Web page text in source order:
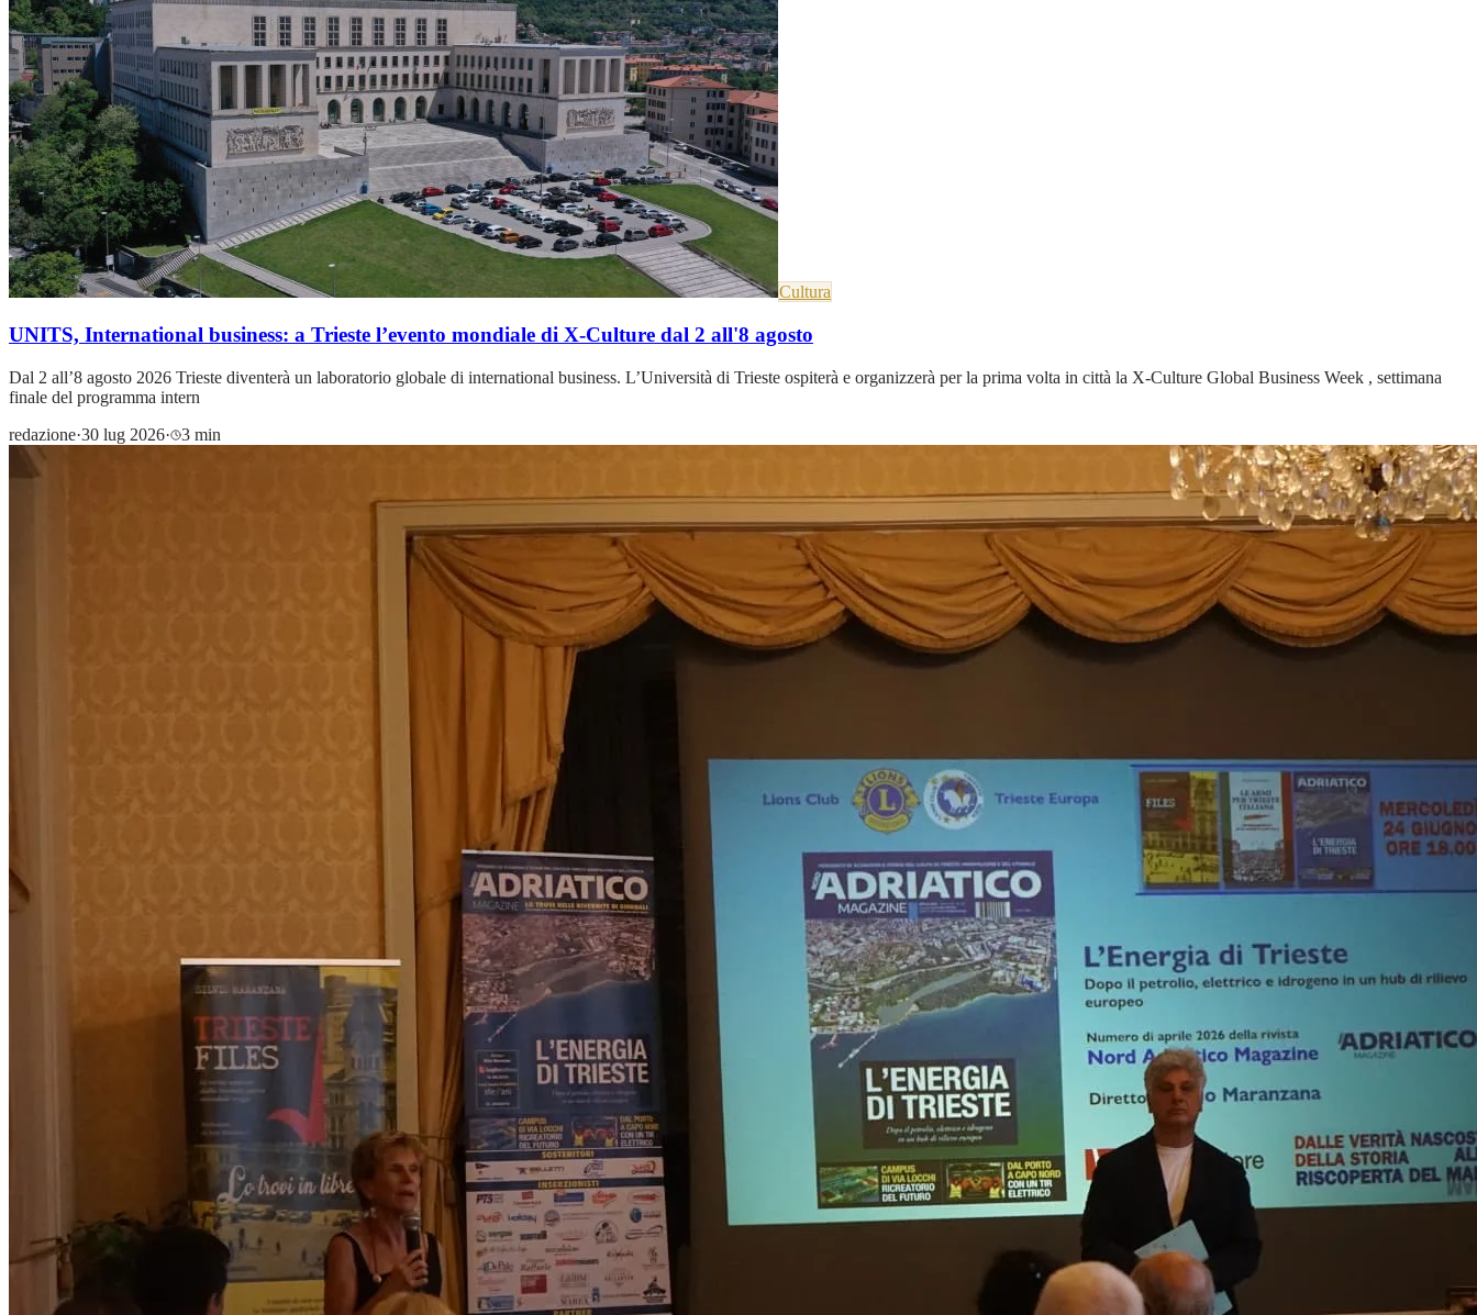
Cultura
UNITS, International business: a Trieste l’evento mondiale di X-Culture dal 2 all'8 agosto
Dal 2 all’8 agosto 2026 Trieste diventerà un laboratorio globale di international business. L’Università di Trieste ospiterà e organizzerà per la prima volta in città la X-Culture Global Business Week , settimana
finale del programma intern
redazione·30 lug 2026· 3 min